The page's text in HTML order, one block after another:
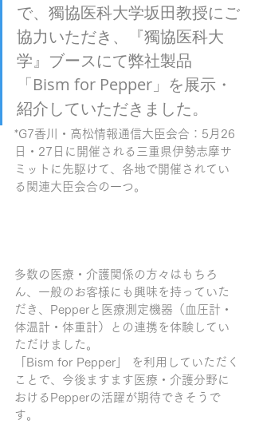
で、獨協医科大学坂田教授にご
協力いただき、『獨協医科大
学』ブースにて弊社製品
「Bism for Pepper」を展示・
紹介していただきました。
*G7香川・高松情報通信大臣会合：5月26
日・27日に開催される三重県伊勢志摩サ
ミットに先駆けて、各地で開催されてい
る関連大臣会合の一つ。
多数の医療・介護関係の方々はもちろ
ん、一般のお客様にも興味を持っていた
だき、Pepperと医療測定機器（血圧計・
体温計・体重計）との連携を体験してい
ただけました。
「Bism for Pepper」 を利用していただく
ことで、今後ますます医療・介護分野に
おけるPepperの活躍が期待できそうで
す。